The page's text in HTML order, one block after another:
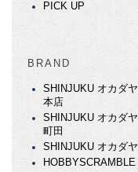
PICK UP
BRAND
SHINJUKU オカダヤ
本店
SHINJUKU オカダヤ
町田
SHINJUKU オカダヤ
HOBBYSCRAMBLE